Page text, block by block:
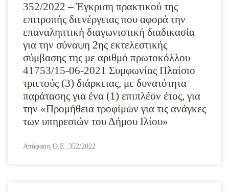
352/2022 – Έγκριση πρακτικού της
επιτροπής διενέργειας που αφορά την
επαναληπτική διαγωνιστική διαδικασία
για την σύναψη 2ης εκτελεστικής
σύμβασης της με αριθμό πρωτοκόλλου
41753/15-06-2021 Συμφωνίας Πλαίσιο
τριετούς (3) διάρκειας, με δυνατότητα
παράτασης για ένα (1) επιπλέον έτος, για
την «Προμήθεια τροφίμων για τις ανάγκες
των υπηρεσιών του Δήμου Ιλίου»
Απόφαση Ο.Ε. 352/2022